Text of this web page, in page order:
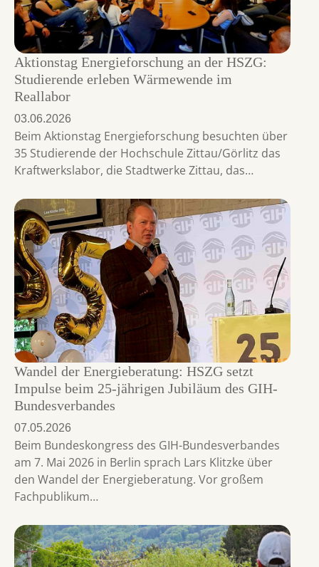
Aktionstag Energieforschung an der HSZG:
Studierende erleben Wärmewende im
Reallabor
03.06.2026
Beim Aktionstag Energieforschung besuchten über
35 Studierende der Hochschule Zittau/Görlitz das
Kraftwerkslabor, die Stadtwerke Zittau, das…
Wandel der Energieberatung: HSZG setzt
Impulse beim 25-jährigen Jubiläum des GIH-
Bundesverbandes
07.05.2026
Beim Bundeskongress des GIH-Bundesverbandes
am 7. Mai 2026 in Berlin sprach Lars Klitzke über
den Wandel der Energieberatung. Vor großem
Fachpublikum…